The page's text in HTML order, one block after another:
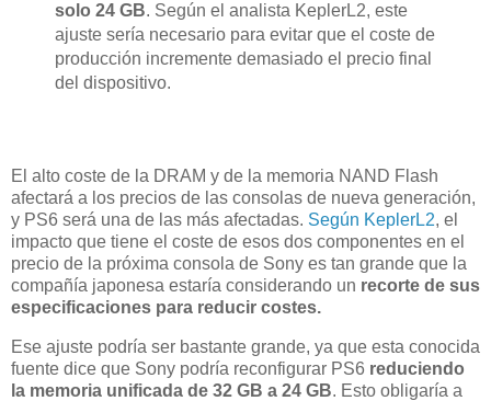
solo 24 GB. Según el analista KeplerL2, este
ajuste sería necesario para evitar que el coste de
producción incremente demasiado el precio final
del dispositivo.
El alto coste de la DRAM y de la memoria NAND Flash
afectará a los precios de las consolas de nueva generación,
y PS6 será una de las más afectadas. Según KeplerL2, el
impacto que tiene el coste de esos dos componentes en el
precio de la próxima consola de Sony es tan grande que la
compañía japonesa estaría considerando un recorte de sus
especificaciones para reducir costes.
Ese ajuste podría ser bastante grande, ya que esta conocida
fuente dice que Sony podría reconfigurar PS6 reduciendo
la memoria unificada de 32 GB a 24 GB. Esto obligaría a